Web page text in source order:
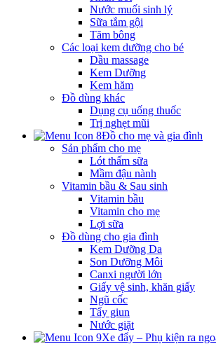
Nước muối sinh lý
Sữa tắm gội
Tăm bông
Các loại kem dưỡng cho bé
Dầu massage
Kem Dưỡng
Kem hăm
Đồ dùng khác
Dụng cụ uống thuốc
Trị nghẹt mũi
Đồ cho mẹ và gia đình
Sản phẩm cho mẹ
Lót thấm sữa
Mầm đậu nành
Vitamin bầu & Sau sinh
Vitamin bầu
Vitamin cho mẹ
Lợi sữa
Đồ dùng cho gia đình
Kem Dưỡng Da
Son Dưỡng Môi
Canxi người lớn
Giấy vệ sinh, khăn giấy
Ngũ cốc
Tẩy giun
Nước giặt
Xe đẩy – Phụ kiện ra